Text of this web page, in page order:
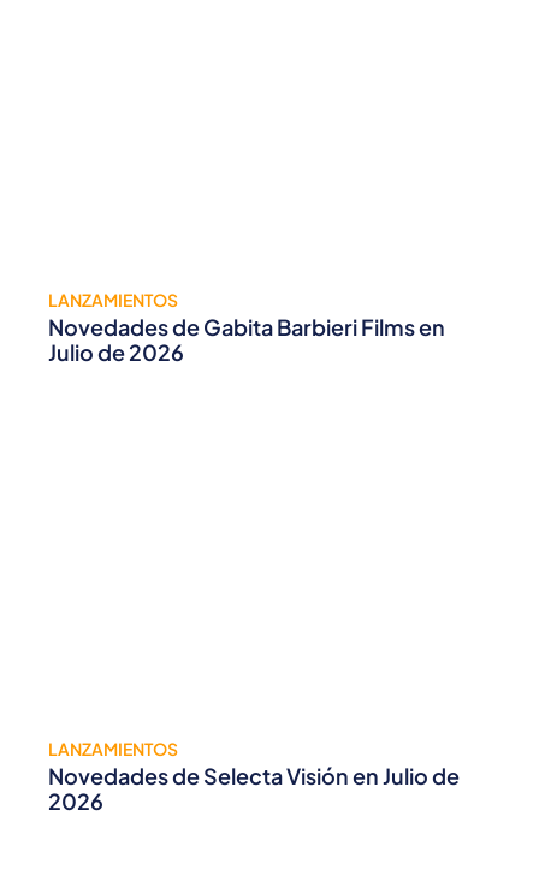
LANZAMIENTOS
Novedades de Gabita Barbieri Films en
Julio de 2026
LANZAMIENTOS
Novedades de Selecta Visión en Julio de
2026